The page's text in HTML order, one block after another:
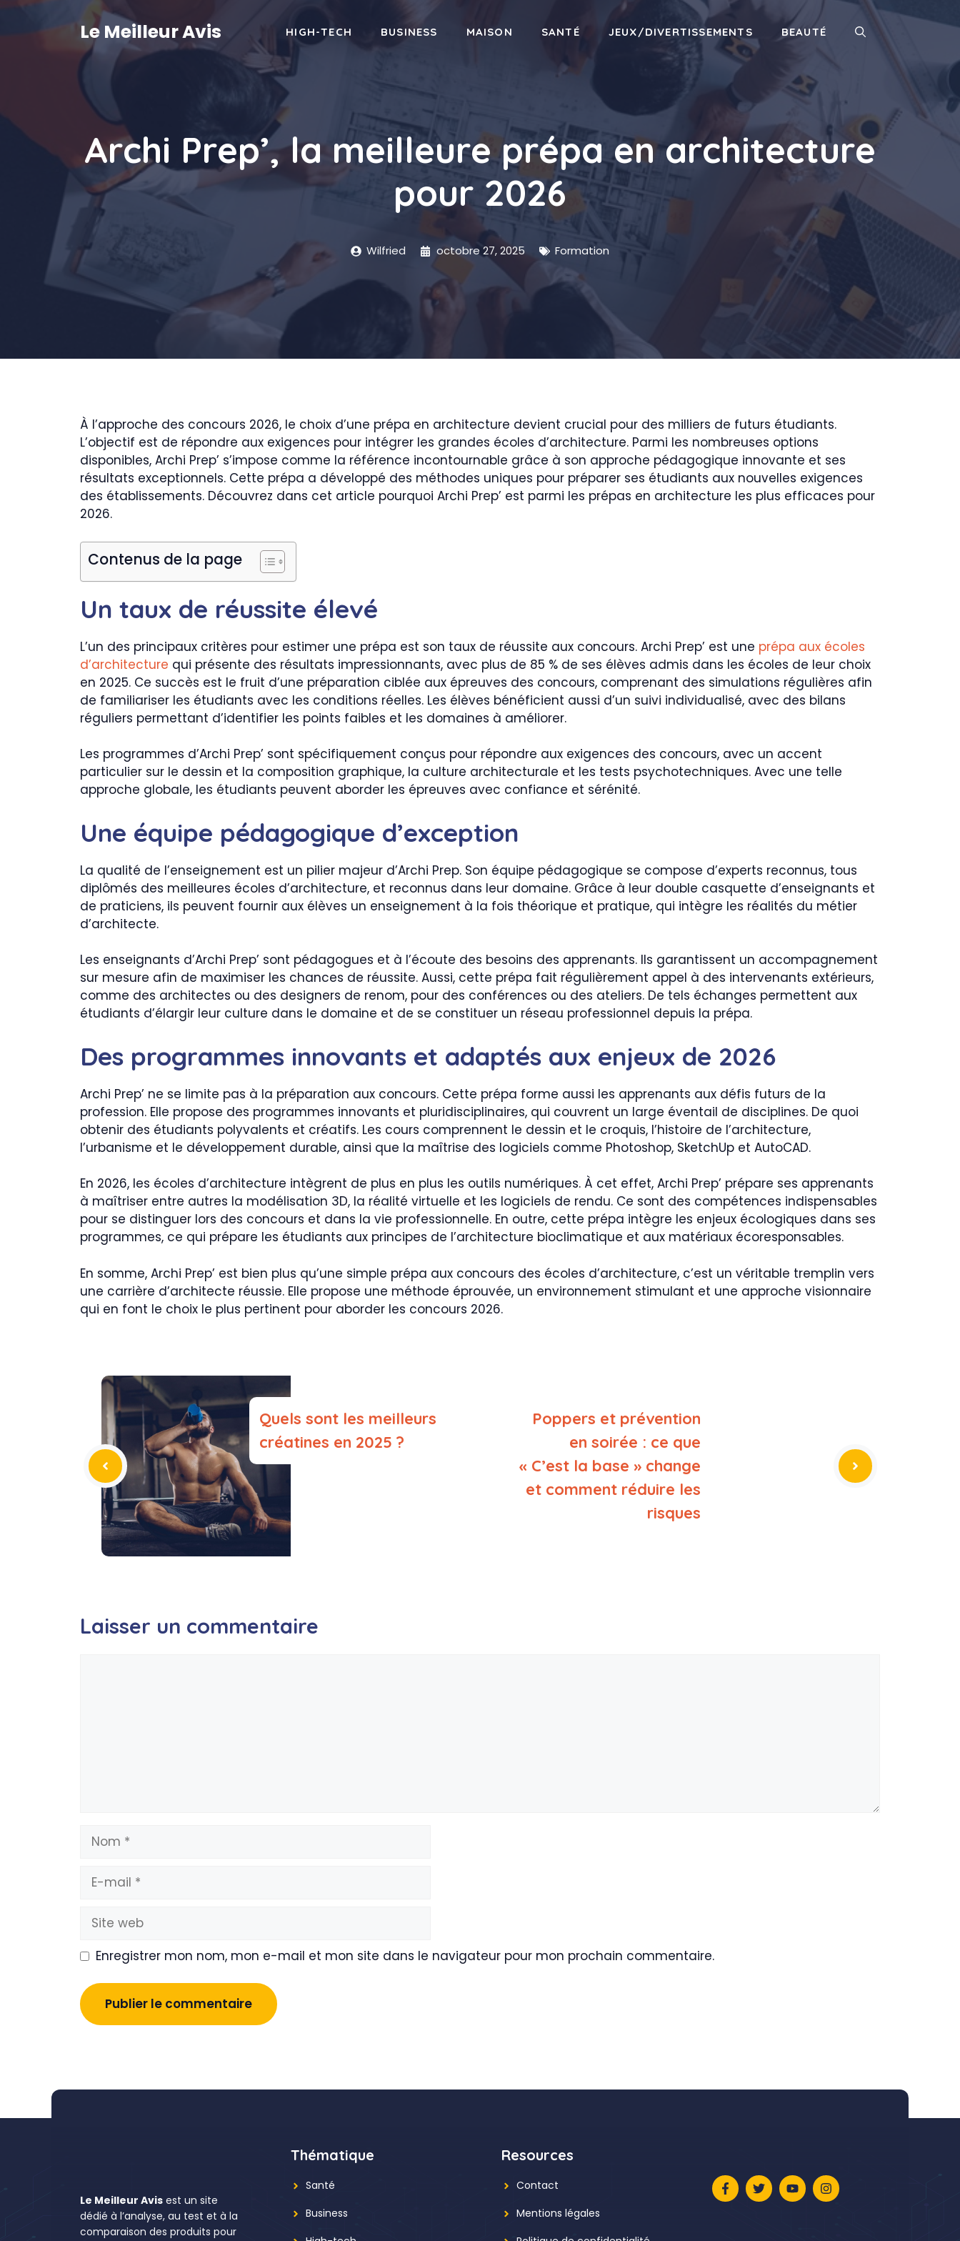
Aller
Le Meilleur Avis HIGH-TECH BUSINESS MAISON SANTÉ JEUX/DIVERTISSEMENTS BEAUTÉ
Archi Prep’, la meilleure prépa en architecture
pour 2026
Wilfried octobre 27, 2025 Formation
À l’approche des concours 2026, le choix d’une prépa en architecture devient crucial pour des milliers de futurs étudiants.
L’objectif est de répondre aux exigences pour intégrer les grandes écoles d’architecture. Parmi les nombreuses options
disponibles, Archi Prep’ s’impose comme la référence incontournable grâce à son approche pédagogique innovante et ses
résultats exceptionnels. Cette prépa a développé des méthodes uniques pour préparer ses étudiants aux nouvelles exigences
des établissements. Découvrez dans cet article pourquoi Archi Prep’ est parmi les prépas en architecture les plus efficaces pour
2026.
Contenus de la page
Un taux de réussite élevé
L’un des principaux critères pour estimer une prépa est son taux de réussite aux concours. Archi Prep’ est une prépa aux écoles
d’architecture qui présente des résultats impressionnants, avec plus de 85 % de ses élèves admis dans les écoles de leur choix
en 2025. Ce succès est le fruit d’une préparation ciblée aux épreuves des concours, comprenant des simulations régulières afin
de familiariser les étudiants avec les conditions réelles. Les élèves bénéficient aussi d’un suivi individualisé, avec des bilans
réguliers permettant d’identifier les points faibles et les domaines à améliorer.
Les programmes d’Archi Prep’ sont spécifiquement conçus pour répondre aux exigences des concours, avec un accent
particulier sur le dessin et la composition graphique, la culture architecturale et les tests psychotechniques. Avec une telle
approche globale, les étudiants peuvent aborder les épreuves avec confiance et sérénité.
Une équipe pédagogique d’exception
La qualité de l’enseignement est un pilier majeur d’Archi Prep. Son équipe pédagogique se compose d’experts reconnus, tous
diplômés des meilleures écoles d’architecture, et reconnus dans leur domaine. Grâce à leur double casquette d’enseignants et
de praticiens, ils peuvent fournir aux élèves un enseignement à la fois théorique et pratique, qui intègre les réalités du métier
d’architecte.
Les enseignants d’Archi Prep’ sont pédagogues et à l’écoute des besoins des apprenants. Ils garantissent un accompagnement
sur mesure afin de maximiser les chances de réussite. Aussi, cette prépa fait régulièrement appel à des intervenants extérieurs,
comme des architectes ou des designers de renom, pour des conférences ou des ateliers. De tels échanges permettent aux
étudiants d’élargir leur culture dans le domaine et de se constituer un réseau professionnel depuis la prépa.
Des programmes innovants et adaptés aux enjeux de 2026
Archi Prep’ ne se limite pas à la préparation aux concours. Cette prépa forme aussi les apprenants aux défis futurs de la
profession. Elle propose des programmes innovants et pluridisciplinaires, qui couvrent un large éventail de disciplines. De quoi
obtenir des étudiants polyvalents et créatifs. Les cours comprennent le dessin et le croquis, l’histoire de l’architecture,
l’urbanisme et le développement durable, ainsi que la maîtrise des logiciels comme Photoshop, SketchUp et AutoCAD.
En 2026, les écoles d’architecture intègrent de plus en plus les outils numériques. À cet effet, Archi Prep’ prépare ses apprenants
à maîtriser entre autres la modélisation 3D, la réalité virtuelle et les logiciels de rendu. Ce sont des compétences indispensables
pour se distinguer lors des concours et dans la vie professionnelle. En outre, cette prépa intègre les enjeux écologiques dans ses
programmes, ce qui prépare les étudiants aux principes de l’architecture bioclimatique et aux matériaux écoresponsables.
En somme, Archi Prep’ est bien plus qu’une simple prépa aux concours des écoles d’architecture, c’est un véritable tremplin vers
une carrière d’architecte réussie. Elle propose une méthode éprouvée, un environnement stimulant et une approche visionnaire
qui en font le choix le plus pertinent pour aborder les concours 2026.
Quels sont les meilleurs
créatines en 2025 ?
Poppers et prévention
en soirée : ce que
« C’est la base » change
et comment réduire les
risques
Laisser un commentaire
Nom
mail
Site
web
Enregistrer mon nom, mon e-mail et mon site dans le navigateur pour mon prochain commentaire.
Le Meilleur Avis est un site
dédié à l’analyse, au test et à la
comparaison des produits pour
Thématique
Santé
Business
Resources
Contact
Mentions légales